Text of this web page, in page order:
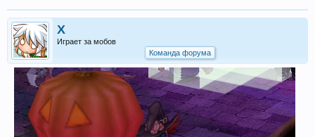
X
Играет за мобов
Команда форума